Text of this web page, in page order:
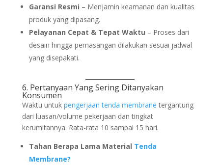
Garansi Resmi – Menjamin keamanan dan kualitas
produk yang dipasang.
Pelayanan Cepat & Tepat Waktu – Proses dari
desain hingga pemasangan dilakukan sesuai jadwal
yang disepakati.
6. Pertanyaan Yang Sering Ditanyakan
Konsumen
Waktu untuk pengerjaan tenda membrane tergantung
dari luasan/volume pekerjaan dan tingkat
kerumitannya. Rata-rata 10 sampai 15 hari.
Tahan Berapa Lama Material Tenda
Membrane?